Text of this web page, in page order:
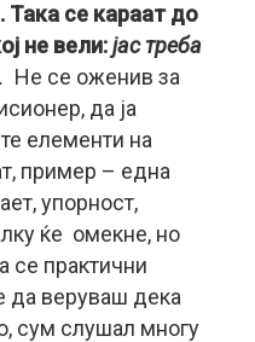
Така се караат до
не вели:јас треба
. Не се оженив за
да ја
елементи на
пример – една
упорност,
ќе омекне, но
се практични
да веруваш дека
сум слушал многу